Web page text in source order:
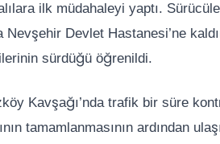
ilk müdahaleyi yaptı.
Devlet Hastanesi’ne
sürdüğü öğrenildi.
Kavşağı’nda trafik bir süre
tamamlanmasının ardından